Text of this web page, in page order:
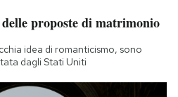
proposte di matrimonio
idea di romanticismo, sono
dagli Stati Uniti